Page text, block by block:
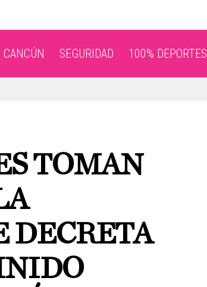
CANCÚN SEGURIDAD 100% DEPORTES
TOMAN
DECRETA